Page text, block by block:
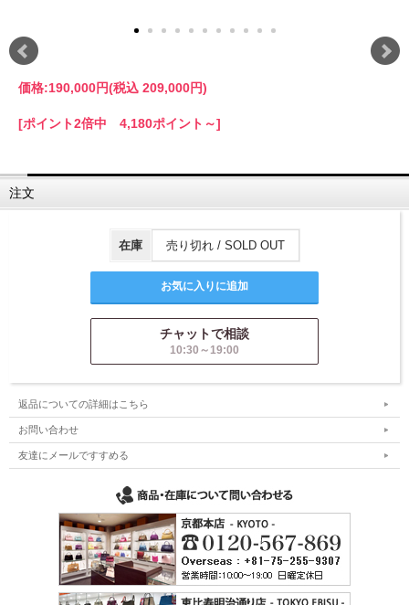
価格:190,000円(税込 209,000円)
[ポイント2倍中 4,180ポイント～]
注文
在庫 売り切れ / SOLD OUT
チャットで相談
10:30～19:00
返品についての詳細はこちら
お問い合わせ
友達にメールですすめる